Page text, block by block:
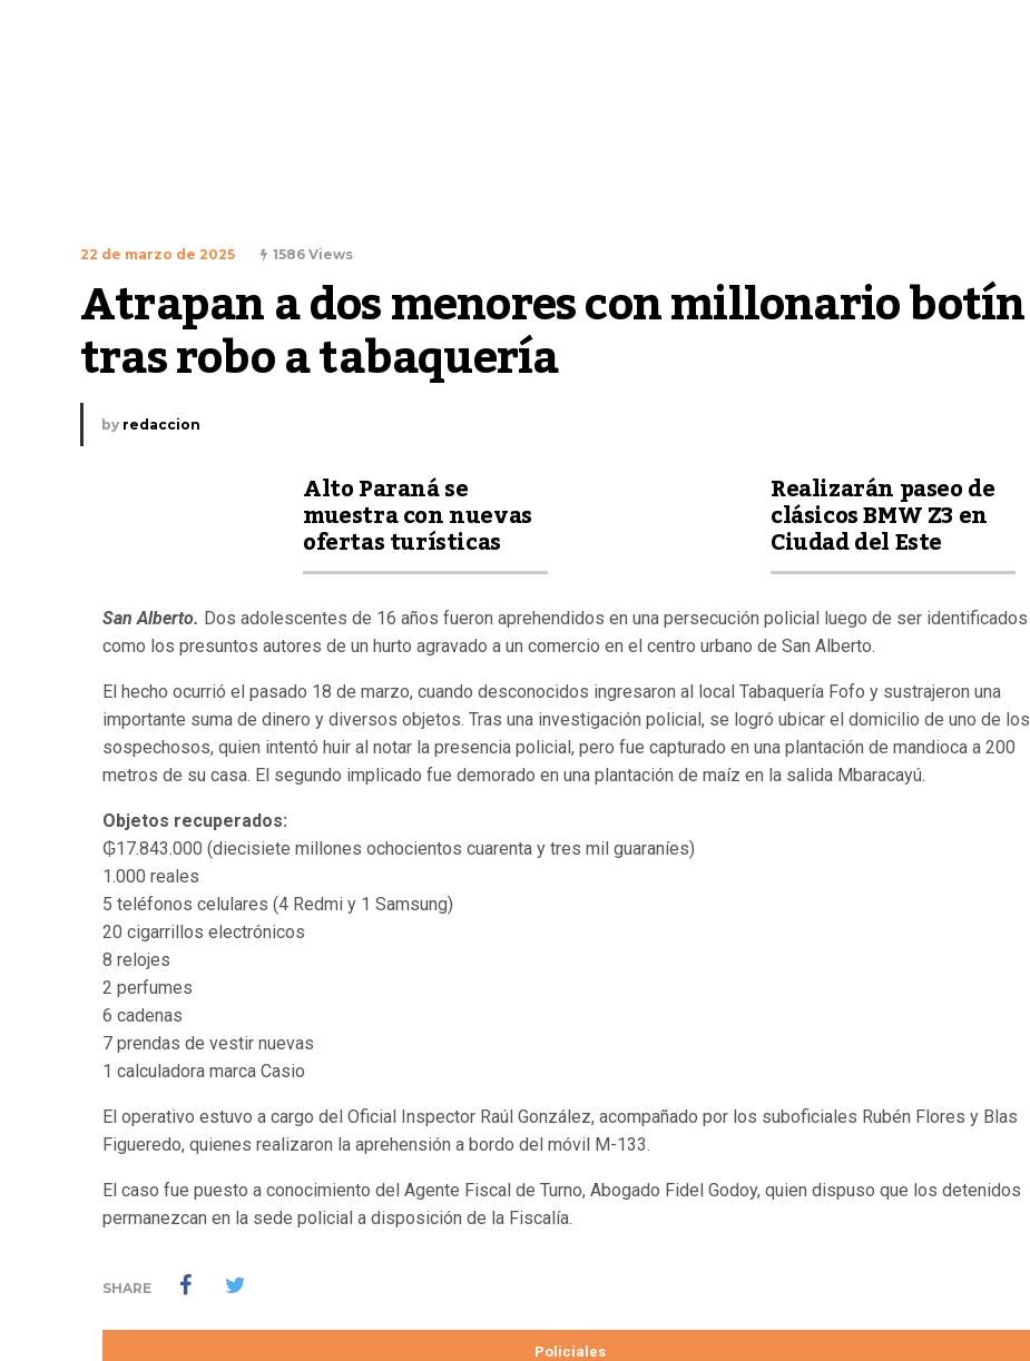
22 de marzo de 2025 1586 Views
Atrapan a dos menores con millonario botín
tras robo a tabaquería
by redaccion
Alto Paraná se
muestra con nuevas
ofertas turísticas
Realizarán paseo de
clásicos BMW Z3 en
Ciudad del Este
San Alberto. Dos adolescentes de 16 años fueron aprehendidos en una persecución policial luego de ser identificados
como los presuntos autores de un hurto agravado a un comercio en el centro urbano de San Alberto.
El hecho ocurrió el pasado 18 de marzo, cuando desconocidos ingresaron al local Tabaquería Fofo y sustrajeron una
importante suma de dinero y diversos objetos. Tras una investigación policial, se logró ubicar el domicilio de uno de los
sospechosos, quien intentó huir al notar la presencia policial, pero fue capturado en una plantación de mandioca a 200
metros de su casa. El segundo implicado fue demorado en una plantación de maíz en la salida Mbaracayú.
Objetos recuperados:
₲17.843.000 (diecisiete millones ochocientos cuarenta y tres mil guaraníes)
1.000 reales
5 teléfonos celulares (4 Redmi y 1 Samsung)
20 cigarrillos electrónicos
8 relojes
2 perfumes
6 cadenas
7 prendas de vestir nuevas
1 calculadora marca Casio
El operativo estuvo a cargo del Oficial Inspector Raúl González, acompañado por los suboficiales Rubén Flores y Blas
Figueredo, quienes realizaron la aprehensión a bordo del móvil M-133.
El caso fue puesto a conocimiento del Agente Fiscal de Turno, Abogado Fidel Godoy, quien dispuso que los detenidos
permanezcan en la sede policial a disposición de la Fiscalía.
SHARE
Policiales